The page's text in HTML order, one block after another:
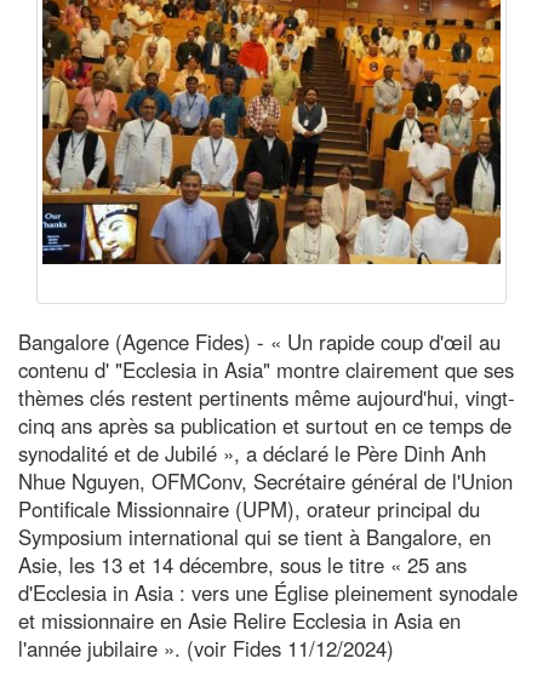
Bangalore (Agence Fides) - « Un rapide coup d'œil au
contenu d' "Ecclesia in Asia" montre clairement que ses
thèmes clés restent pertinents même aujourd'hui, vingt-
cinq ans après sa publication et surtout en ce temps de
synodalité et de Jubilé », a déclaré le Père Dinh Anh
Nhue Nguyen, OFMConv, Secrétaire général de l'Union
Pontificale Missionnaire (UPM), orateur principal du
Symposium international qui se tient à Bangalore, en
Asie, les 13 et 14 décembre, sous le titre « 25 ans
d'Ecclesia in Asia : vers une Église pleinement synodale
et missionnaire en Asie Relire Ecclesia in Asia en
l'année jubilaire ». (voir Fides 11/12/2024)